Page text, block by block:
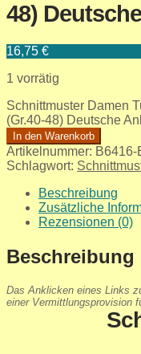
48)
16,75 €
1 vorrätig
Schnittmuster Damen
(Gr.40-48) Deutsche
In den Warenkorb
Artikelnummer: B6416-
Schlagwort:
Beschreibung
Zusätzliche
Rezensionen (0)
Beschreibung
Das Anklicken eines Links
einer Vermittlungsprovision